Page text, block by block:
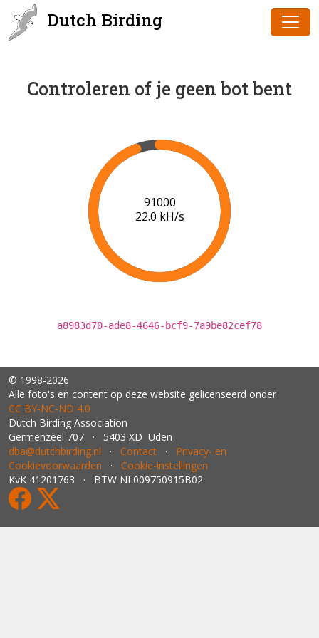
Dutch Birding
Controleren of je geen bot bent
91000
22.0 kH/s
a8983d70-ade8-4646-bcf9-7a9be82cef78
© 1998-2026
Alle foto's en content op deze website gelicenseerd onder
CC BY‑NC‑ND 4.0
Dutch Birding Association
Germenzeel 707 · 5403 XD Uden
dba@dutchbirding.nl · Contact · Privacy- en
Cookievoorwaarden · Cookie-instellingen
KvK 41201763 · BTW NL009750915B02